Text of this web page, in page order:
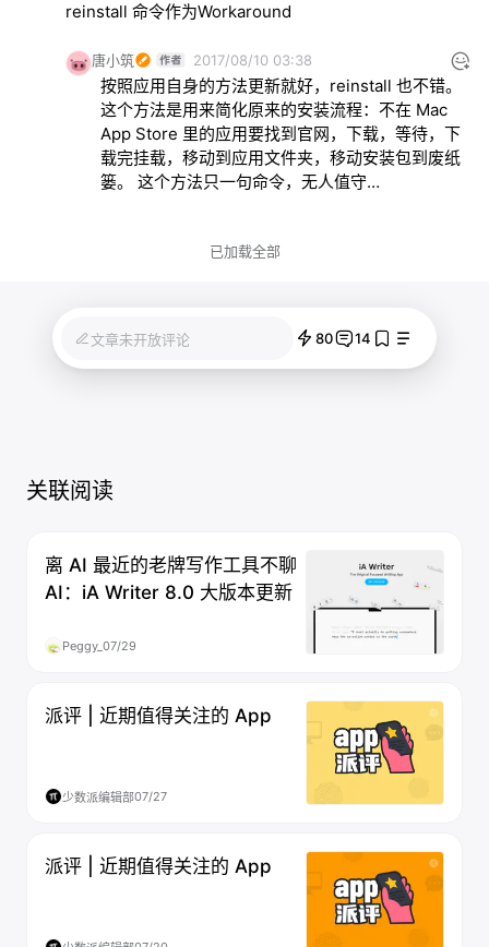
reinstall 命令作为Workaround
唐小筑 2017/08/10 03:38
按照应用自身的方法更新就好，reinstall 也不错。
这个方法是用来简化原来的安装流程：不在 Mac
App Store 里的应用要找到官网，下载，等待，下
载完挂载，移动到应用文件夹，移动安装包到废纸
篓。 这个方法只一句命令，无人值守…
已加载全部
文章未开放评论 80 14
关联阅读
离 AI 最近的老牌写作工具不聊
AI：iA Writer 8.0 大版本更新
Peggy_ 07/29
派评 | 近期值得关注的 App
少数派编辑部07/27
派评 | 近期值得关注的 App